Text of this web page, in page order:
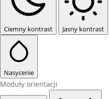
Ciemny kontrast Jasny kontrast
Nasycenie
Moduły orientacji